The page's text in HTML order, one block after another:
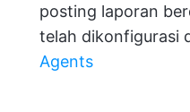
posting laporan
telah dikonfigurasi
Agents